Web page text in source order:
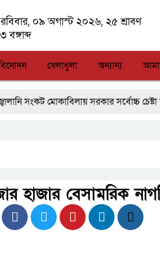
০৯ অগাস্ট ২০২৬, ২৫ শ্রাবণ
বঙ্গাব্দ
খেলাধুলা অন্যান্য
সংকট মোকাবিলায় সরকার সর্বোচ্চ চেষ্টা
ইনস্টিটিউট চট্টগ্রাম দুবছর পেরিয়ে
আন্দোলনে হত্যাকাণ্ডের বিচার হবে
হাজার বেসামরিক